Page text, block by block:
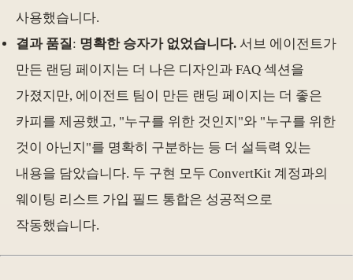
사용했습니다.
결과 품질 : 명확한 승자가 없었습니다. 서브 에이전트가
만든 랜딩 페이지는 더 나은 디자인과 FAQ 섹션을
가졌지만, 에이전트 팀이 만든 랜딩 페이지는 더 좋은
카피를 제공했고, "누구를 위한 것인지"와 "누구를 위한
것이 아닌지"를 명확히 구분하는 등 더 설득력 있는
내용을 담았습니다. 두 구현 모두 ConvertKit 계정과의
웨이팅 리스트 가입 필드 통합은 성공적으로
작동했습니다.